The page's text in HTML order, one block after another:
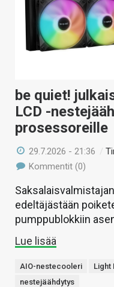
be quiet!
LCD -
prosessoreille
29.7.2026 - 21:36 /
Kommentit (0)
edeltäjästään
pumppublokkiin
Lue lisää
AIO-nestecooleri Light
nestejäähdytys